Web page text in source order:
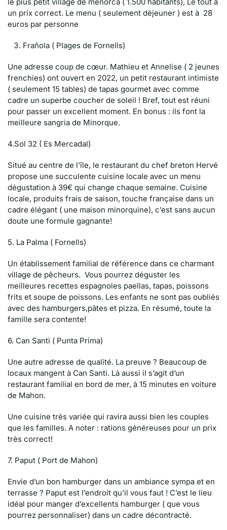
un prix correct. Le menu ( seulement déjeuner ) est à 28
euros par personne
Frañola ( Plages de Fornells)
Une adresse coup de cœur. Mathieu et Annelise ( 2 jeunes
frenchies) ont ouvert en 2022, un petit restaurant intimiste
( seulement 15 tables) de tapas gourmet avec comme
cadre un superbe coucher de soleil ! Bref, tout est réuni
pour passer un excellent moment. En bonus : ils font la
meilleure sangria de Minorque.
4.Sol 32 ( Es Mercadal)
Situé au centre de l’île, le restaurant du chef breton Hervé
propose une succulente cuisine locale avec un menu
dégustation à 39€ qui change chaque semaine. Cuisine
locale, produits frais de saison, touche française dans un
cadre élégant ( une maison minorquine), c’est sans aucun
doute une formule gagnante!
5. La Palma ( Fornells)
Un établissement familial de référence dans ce charmant
village de pêcheurs. Vous pourrez déguster les
meilleures recettes espagnoles paellas, tapas, poissons
frits et soupe de poissons. Les enfants ne sont pas oubliés
avec des hamburgers,pâtes et pizza. En résumé, toute la
famille sera contente!
6. Can Santi ( Punta Prima)
Une autre adresse de qualité. La preuve ? Beaucoup de
locaux mangent à Can Santi. Là aussi il s’agit d’un
restaurant familial en bord de mer, à 15 minutes en voiture
de Mahon.
Une cuisine très variée qui ravira aussi bien les couples
que les familles. A noter : rations généreuses pour un prix
très correct!
7. Paput ( Port de Mahon)
Envie d’un bon hamburger dans un ambiance sympa et en
terrasse ? Paput est l’endroit qu’il vous faut ! C’est le lieu
idéal pour manger d’excellents hamburger ( que vous
pourrez personnaliser) dans un cadre décontracté.